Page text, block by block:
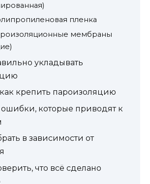
пленка
мембраны
укладывать
крепить пароизоляцию
которые приводят к
в зависимости от
что всё сделано